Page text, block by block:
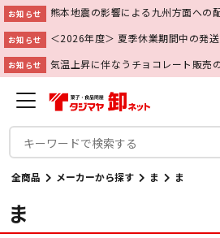
お知らせ 熊本地震の影響による九州方面への
お知らせ ＜2026年度＞ 夏季休業期間中の発
お知らせ 気温上昇に伴なうチョコレート販売
全商品 メーカーから探す ま ま
ま